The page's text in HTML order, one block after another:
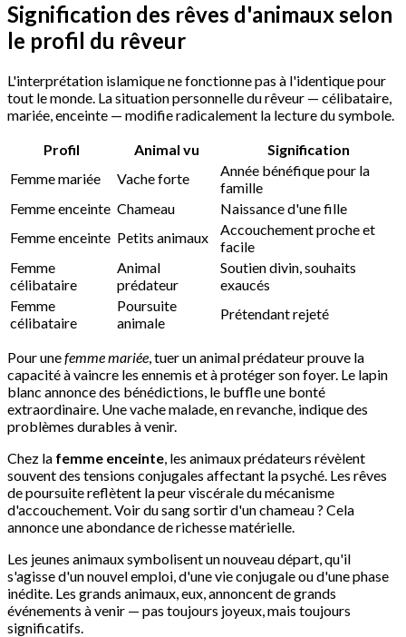
Signification des rêves d'animaux selon
le profil du rêveur
L'interprétation islamique ne fonctionne pas à l'identique pour
tout le monde. La situation personnelle du rêveur — célibataire,
mariée, enceinte — modifie radicalement la lecture du symbole.
Profil
Animal vu
Signification
Femme mariée
Vache forte
Année bénéfique pour la
famille
Femme enceinte Chameau
Naissance d'une fille
Femme enceinte Petits animaux
Accouchement proche et
facile
Femme
célibataire
Animal
prédateur
Soutien divin, souhaits
exaucés
Femme
célibataire
Poursuite
animale
Prétendant rejeté
Pour unefemme mariée, tuer un animal prédateur prouve la
capacité à vaincre les ennemis et à protéger son foyer. Le lapin
blanc annonce des bénédictions, le buffle une bonté
extraordinaire. Une vache malade, en revanche, indique des
problèmes durables à venir.
Chez la femme enceinte, les animaux prédateurs révèlent
souvent des tensions conjugales affectant la psyché. Les rêves
de poursuite reflètent la peur viscérale du mécanisme
d'accouchement. Voir du sang sortir d'un chameau ? Cela
annonce une abondance de richesse matérielle.
Les jeunes animaux symbolisent un nouveau départ, qu'il
s'agisse d'un nouvel emploi, d'une vie conjugale ou d'une phase
inédite. Les grands animaux, eux, annoncent de grands
événements à venir — pas toujours joyeux, mais toujours
significatifs.